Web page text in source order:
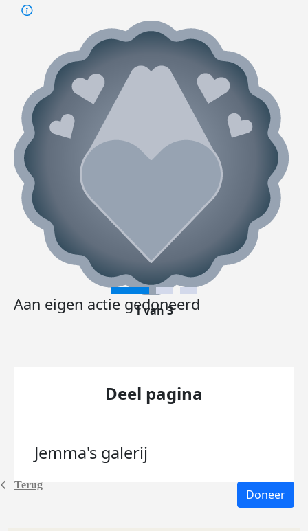
Terug
Aan eigen actie gedoneerd
1 van 3
Deel pagina
Jemma's galerij
Doneer